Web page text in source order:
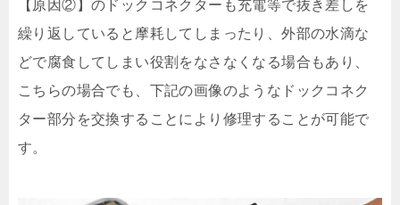
【原因②】のドックコネクターも充電等で抜き差しを
繰り返していると摩耗してしまったり、外部の水滴な
どで腐食してしまい役割をなさなくなる場合もあり、
こちらの場合でも、下記の画像のようなドックコネク
ター部分を交換することにより修理することが可能で
す。